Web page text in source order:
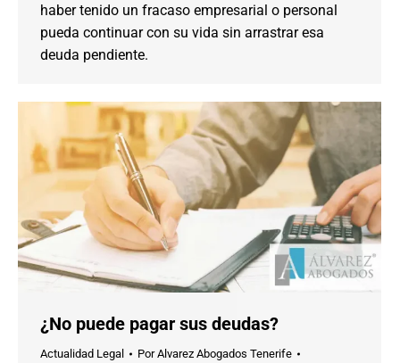
haber tenido un fracaso empresarial o personal
pueda continuar con su vida sin arrastrar esa
deuda pendiente.
¿No puede pagar sus deudas?
Actualidad Legal PorAlvarez Abogados Tenerife